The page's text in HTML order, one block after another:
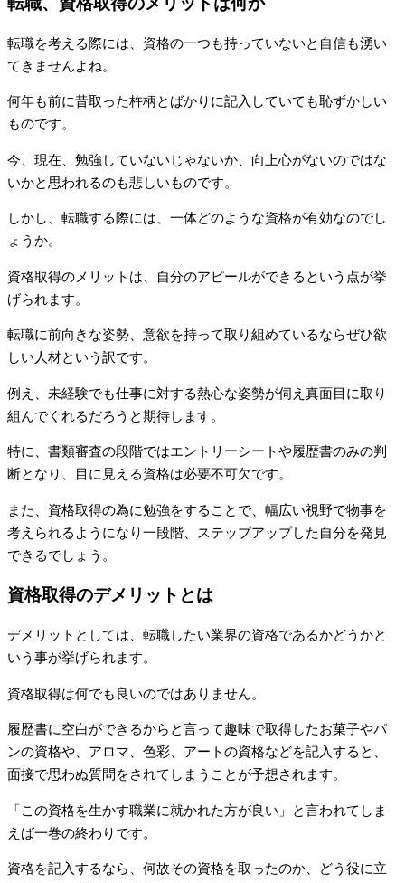
転職を考える際には、資格の一つも持っていないと自信も湧い
てきませんよね。
何年も前に昔取った杵柄とばかりに記入していても恥ずかしい
ものです。
今、現在、勉強していないじゃないか、向上心がないのではな
いかと思われるのも悲しいものです。
しかし、転職する際には、一体どのような資格が有効なのでし
ょうか。
資格取得のメリットは、自分のアピールができるという点が挙
げられます。
転職に前向きな姿勢、意欲を持って取り組めているならぜひ欲
しい人材という訳です。
例え、未経験でも仕事に対する熱心な姿勢が伺え真面目に取り
組んでくれるだろうと期待します。
特に、書類審査の段階ではエントリーシートや履歴書のみの判
断となり、目に見える資格は必要不可欠です。
また、資格取得の為に勉強をすることで、幅広い視野で物事を
考えられるようになり一段階、ステップアップした自分を発見
できるでしょう。
資格取得のデメリットとは
デメリットとしては、転職したい業界の資格であるかどうかと
いう事が挙げられます。
資格取得は何でも良いのではありません。
履歴書に空白ができるからと言って趣味で取得したお菓子やパ
ンの資格や、アロマ、色彩、アートの資格などを記入すると、
面接で思わぬ質問をされてしまうことが予想されます。
「この資格を生かす職業に就かれた方が良い」と言われてしま
えば一巻の終わりです。
資格を記入するなら、何故その資格を取ったのか、どう役に立